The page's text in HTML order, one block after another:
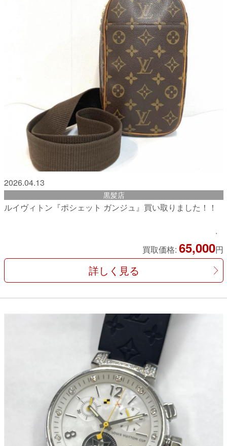
2026.04.13
黒髪店
ルイヴィトン『ポシェット ガンジュ』買い取りました！！
買取価格: 65,000円
詳しく見る